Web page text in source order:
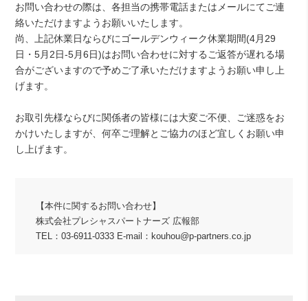
お問い合わせの際は、各担当の携帯電話またはメールにてご連
絡いただけますようお願いいたします。
尚、上記休業日ならびにゴールデンウィーク休業期間(4月29
日・5月2日-5月6日)はお問い合わせに対するご返答が遅れる場
合がございますので予めご了承いただけますようお願い申し上
げます。
お取引先様ならびに関係者の皆様には大変ご不便、ご迷惑をお
かけいたしますが、何卒ご理解とご協力のほど宜しくお願い申
し上げます。
【本件に関するお問い合わせ】
株式会社プレシャスパートナーズ 広報部
TEL：03-6911-0333 E-mail：kouhou@p-partners.co.jp